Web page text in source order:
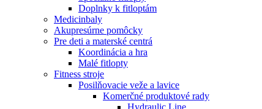
Doplnky k fitloptám
Medicinbaly
Akupresúrne pomôcky
Pre deti a materské centrá
Koordinácia a hra
Malé fitlopty
Fitness stroje
Posilňovacie veže a lavice
Komerčné produktové rady
Hydraulic Line